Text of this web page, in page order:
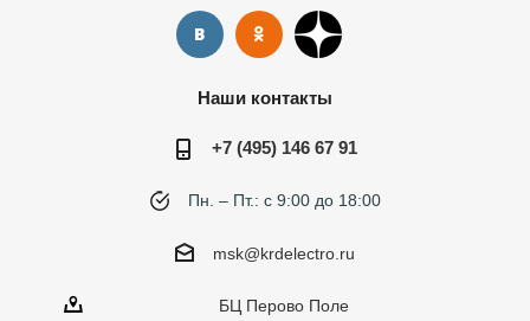
Наши контакты
+7 (495) 146 67 91
Пн. – Пт.: с 9:00 до 18:00
msk@krdelectro.ru
БЦ Перово Поле